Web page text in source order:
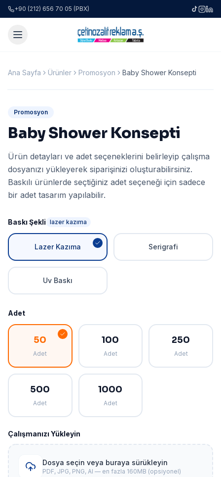
+90 (212) 656 70 05 (PBX)
Ana Sayfa Ürünler Promosyon Baby Shower Konsepti
Promosyon
Baby Shower Konsepti
Ürün detayları ve adet seçeneklerini belirleyip çalışma
dosyanızı yükleyerek siparişinizi oluşturabilirsiniz.
Baskılı ürünlerde seçtiğiniz adet seçeneği için sadece
bir adet tasarım yapılabilir.
Baskı Şekli lazer kazıma
Lazer Kazıma Serigrafi
Uv Baskı
Adet
50
Adet
100
Adet
250
Adet
500
Adet
1000
Adet
Çalışmanızı Yükleyin
Dosya seçin veya buraya sürükleyin
PDF, JPG, PNG, AI — en fazla 160MB (opsiyonel)